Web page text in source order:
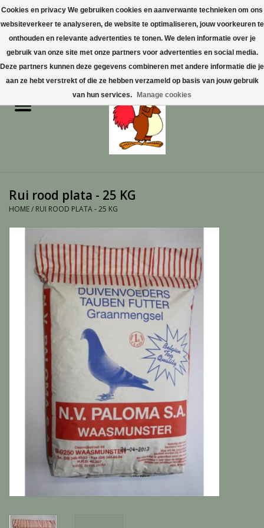
0 Artikelen - €0,00
Home
Vogelproducten aanschaffen
in Limburg
Katten
Knaagdieren
Hoefdieren
Diversen producten
Tuin Benodigdheden
Rui rood plata - 25 KG
HOME/ RUI ROOD PLATA - 25 KG
Cookies en privacy We gebruiken cookies en aanverwante technieken om ons
websiteverkeer te analyseren, de website te optimaliseren, jouw voorkeuren te
onthouden en relevante advertenties te tonen. We delen informatie over je
gebruik van onze site met onze partners voor advertenties en social media.
Deze partners kunnen deze gegevens combineren met andere informatie die je
aan ze hebt verstrekt of die ze hebben verzameld op basis van jouw gebruik
van hun services.
Manage cookies